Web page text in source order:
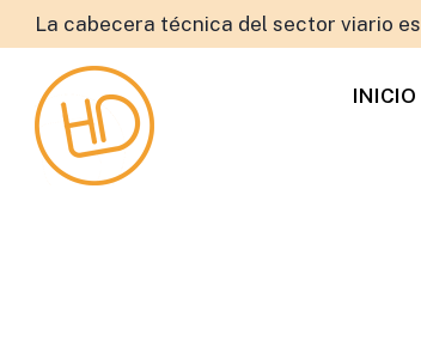
La cabecera técnica del sector viario
INICIO